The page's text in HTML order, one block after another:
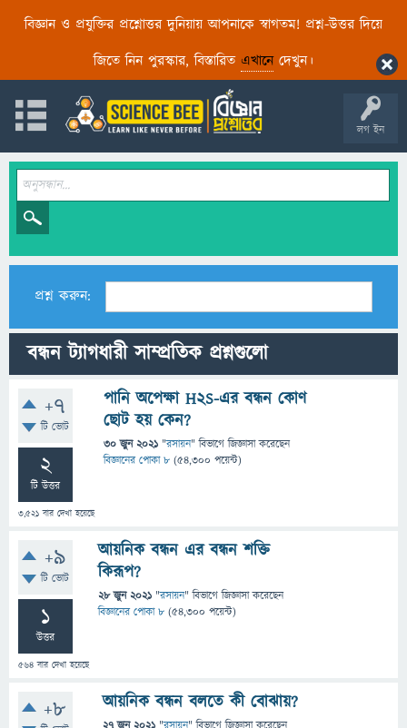
বিজ্ঞান ও প্রযুক্তির প্রশ্নোত্তর দুনিয়ায় আপনাকে স্বাগতম! প্রশ্ন-উত্তর দিয়ে
জিতে নিন পুরস্কার, বিস্তারিত এখানেদেখুন।
লগ ইন
প্রশ্ন করুন:
বন্ধন ট্যাগধারী সাম্প্রতিক প্রশ্নগুলো
+7
টি ভোট
2
টি উত্তর
3,521 বার দেখা হয়েছে
পানি অপেক্ষা H2S-এর বন্ধন কোণ
ছোট হয় কেন?
30 জুন 2021 "রসায়ন" বিভাগে জিজ্ঞাসাকরেছেন
বিজ্ঞানের পোকা ৮ (54,300 পয়েন্ট)
+9
টি ভোট
1
উত্তর
564 বার দেখা হয়েছে
আয়নিক বন্ধন এর বন্ধন শক্তি
কিরূপ?
28 জুন 2021 "রসায়ন" বিভাগে জিজ্ঞাসাকরেছেন
বিজ্ঞানের পোকা ৮ (54,300 পয়েন্ট)
+8 আয়নিক বন্ধন বলতে কী বোঝায়?